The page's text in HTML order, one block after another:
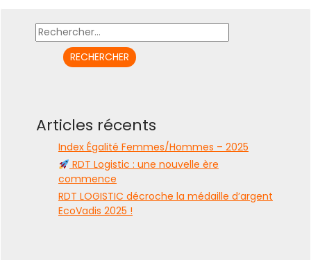
Rechercher :
Articles récents
Index Égalité Femmes/Hommes – 2025
RDT Logistic : une nouvelle ère
commence
RDT LOGISTIC décroche la médaille d’argent
EcoVadis 2025 !